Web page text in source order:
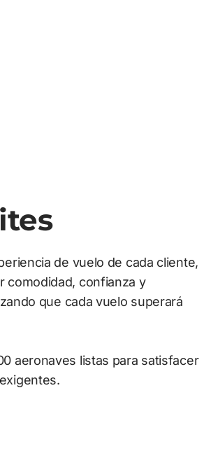
de vuelo de cada cliente,
comodidad, confianza y
que cada vuelo superará
aeronaves listas para satisfacer